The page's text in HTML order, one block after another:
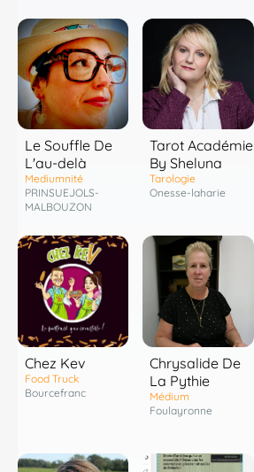
Le Souffle De
L'au-delà
Mediumnité
PRINSUEJOLS-
MALBOUZON
Tarot Académie
By Sheluna
Tarologie
Onesse-laharie
Chez Kev
Food Truck
Bourcefranc
Chrysalide De
La Pythie
Médium
Foulayronne